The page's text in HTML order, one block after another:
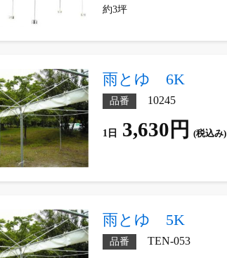
約3坪
雨とゆ 6K
品番 10245
1日 3,630円 (税込み)
雨とゆ 5K
品番 TEN-053